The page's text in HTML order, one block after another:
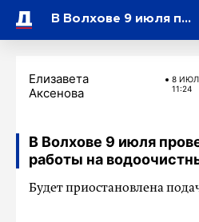
В Волхове 9 июля проведут ремонтные работы на водоочистных сооружениях
Елизавета
Аксенова
8
11:24
В Волхове 9 июля
работы на
Будет приостановлена